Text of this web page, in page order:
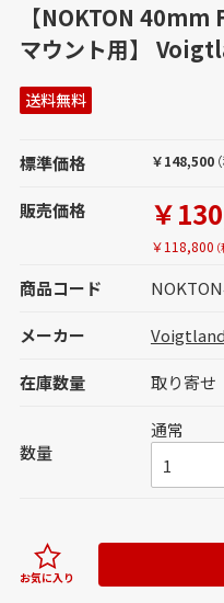
【NOKTON
マウント用】
送料無料
標準価格 ￥148,500
販売価格 ￥
￥118,800
商品コード
メーカー
在庫数量 取り寄せ
数量
通常
お気に入り